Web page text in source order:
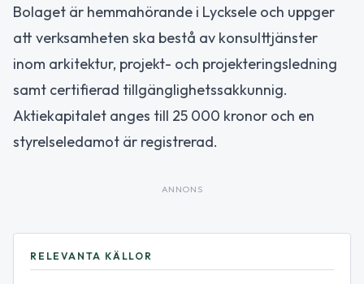
Bolaget är hemmahörande i Lycksele och uppger
att verksamheten ska bestå av konsulttjänster
inom arkitektur, projekt- och projekteringsledning
samt certifierad tillgänglighetssakkunnig.
Aktiekapitalet anges till 25 000 kronor och en
styrelseledamot är registrerad.
ANNONS
RELEVANTA KÄLLOR